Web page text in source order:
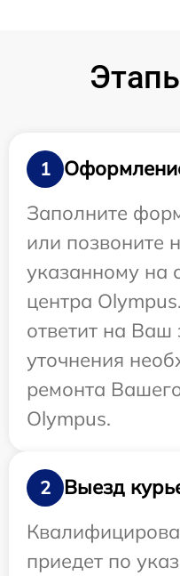
1
Заполните
или позвоните
указанному на
центра
ответит на Ваш
уточнения
ремонта
Olympus.
2
Выезд
приедет по